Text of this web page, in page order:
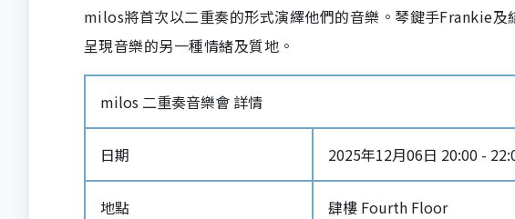
milos將首次以二重奏的形式演繹他們的音樂。琴鍵手Frankie
呈現音樂的另一種情緒及質地。
milos 二重奏音樂會 詳情
日期 2025年12月06日 20:00 -
地點 肆樓 Fourth Floor